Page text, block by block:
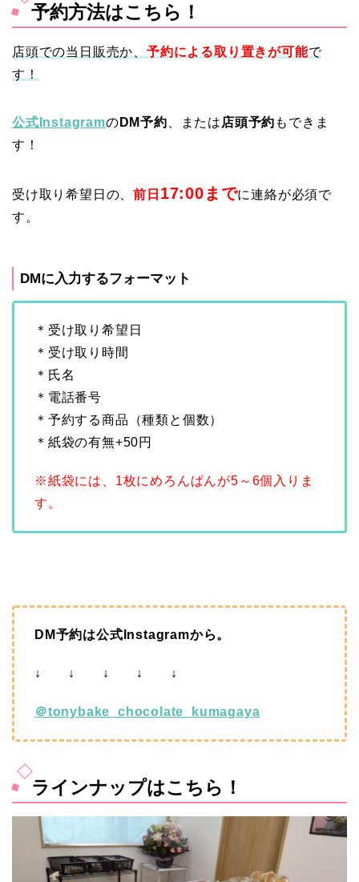
予約方法はこちら！
店頭での当日販売か、 予約による取り置きが可能で
す！
公式Instagramの DM予約 、または 店頭予約 もできま
す！
受け取り希望日の、前日 17:00までに連絡が必須で
す。
DMに入力するフォーマット
＊受け取り希望日
＊受け取り時間
＊氏名
＊電話番号
＊予約する商品（種類と個数）
＊紙袋の有無+50円
※紙袋には、1枚にめろんぱんが5～6個入りま
す。
DM予約は公式Instagramから。
↓ ↓ ↓ ↓ ↓
＠tonybake_chocolate_kumagaya
ラインナップはこちら！